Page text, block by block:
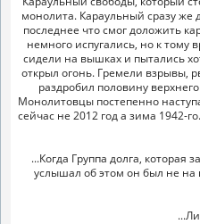
монолита. Караульный сразу же
последнее что смог доложить
немного испугались, но к
сидели на вышках и пытались
открыл огонь. Гремели взрывы,
раздробил половину
Монолитовцы постепенно
сейчас не 2012 год а зима 1942-
...Когда Группа долга,
услышал об этом он был не на